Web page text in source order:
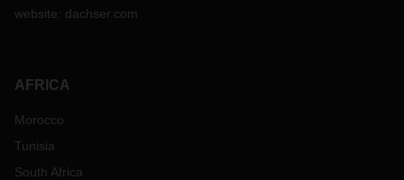
website: dachser.com
AFRICA
Morocco
Tunisia
South Africa